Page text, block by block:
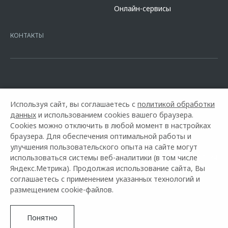
Кредит предоставляет АО Альфа-Банк. ИНН
16.01.2015. Предложение ограничено и не является публичной
Онлайн-сервисы
КОНТАКТЫ
Горячая линия OMODA: +7 (8112) 59-15-34
Используя сайт, вы соглашаетесь с политикой обработки
данных и использованием cookies вашего браузера.
Cookies можно отключить в любой момент в настройках
браузера. Для обеспечения оптимальной работы и
улучшения пользовательского опыта на сайте могут
использоваться системы веб-аналитики (в том числе
Яндекс.Метрика). Продолжая использование сайта, Вы
соглашаетесь с применением указанных технологий и
размещением cookie-файлов.
Понятно